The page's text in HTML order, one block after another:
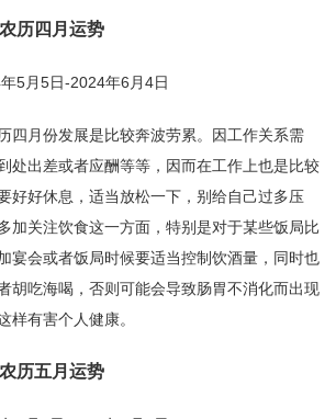
历四月运势
月5日-2024年6月4日
月份发展是比较奔波劳累。因工作关系需
处出差或者应酬等等，因而在工作上也是比较
好好休息，适当放松一下，别给自己过多压
加关注饮食这一方面，特别是对于某些饭局比
宴会或者饭局时候要适当控制饮酒量，同时也
胡吃海喝，否则可能会导致肠胃不消化而出现
样有害个人健康。
历五月运势